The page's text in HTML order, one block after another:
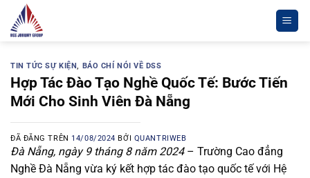
Chuyển
đến
dungTIN TỨC SỰ KIỆN, BÁO CHÍ NÓI VỀ DSS
Hợp Tác Đào Tạo Nghề Quốc Tế: Bước Tiến
Mới Cho Sinh Viên Đà Nẵng
ĐÃ ĐĂNG TRÊN 14/08/2024 BỞI QUANTRIWEB
Đà Nẵng, ngày 9 tháng 8 năm 2024– Trường Cao đẳng
Nghề Đà Nẵng vừa ký kết hợp tác đào tạo quốc tế với Hệ